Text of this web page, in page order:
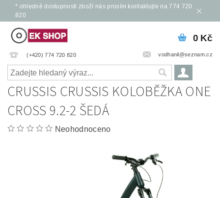
* ohledně dostupnosti zboží nás prosím kontaktujte na 774 720
820
(+420) 774 720 820 vodhanil@seznam.cz
0 Kč
CRUSSIS CRUSSIS KOLOBĚŽKA ONE
CROSS 9.2-2 ŠEDÁ
Neohodnoceno